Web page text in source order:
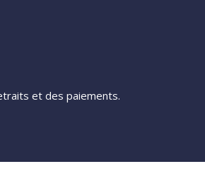
et des paiements.